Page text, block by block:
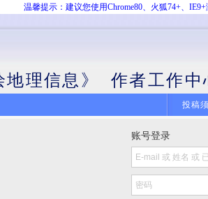
温馨提示：建议您使用Chrome80、火狐74+、
地理信息》 作者工作中
投稿
账号登录